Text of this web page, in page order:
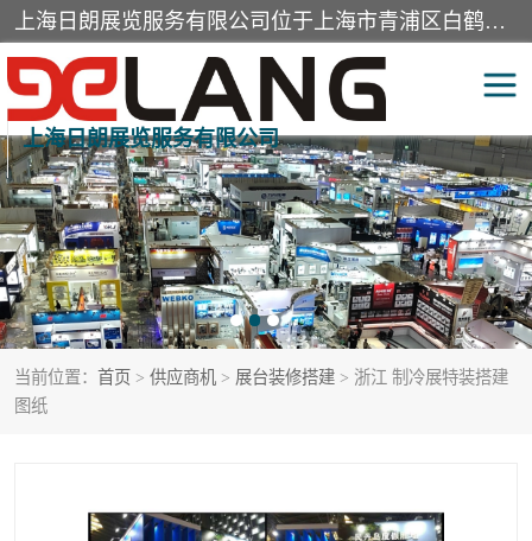
上海日朗展览服务有限公司位于上海市青浦区白鹤镇，营业范围有展览展示会务服务，室内装饰设计及施工，展示道具设计制作，舞台设计，图文设计，灯箱制作，园林绿化工程，广告装潢材料，建筑材料，办公用品，工艺礼品日用百货销售。
上海日朗展览服务有限公司
当前位置： 首页 > 供应商机 > 展台装修搭建 > 浙江 制冷展特装搭建
图纸
展台装修搭建 活动会议执行
展厅装修 专柜制作
展会装修设计 展会搭建
活动策划 展会服务